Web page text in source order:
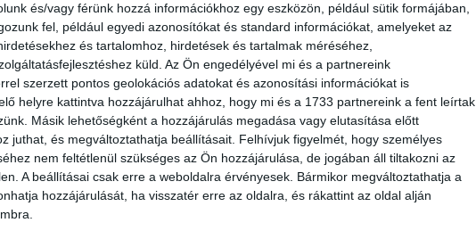
és/vagy férünk hozzá információkhoz egy eszközön, például sütik formájában,
fel, például egyedi azonosítókat és standard információkat, amelyeket az
és tartalomhoz, hirdetések és tartalmak méréséhez,
küld. Az Ön engedélyével mi és a partnereink
szerzett pontos geolokációs adatokat és azonosítási információkat is
helyre kattintva hozzájárulhat ahhoz, hogy mi és a 1733 partnereink a fent leírtak
Másik lehetőségként a hozzájárulás megadása vagy elutasítása előtt
juthat, és megváltoztathatja beállításait. Felhívjuk figyelmét, hogy személyes
nem feltétlenül szükséges az Ön hozzájárulása, de jogában áll tiltakozni az
A beállításai csak erre a weboldalra érvényesek. Bármikor megváltoztathatja a
hozzájárulását, ha visszatér erre az oldalra, és rákattint az oldal alján